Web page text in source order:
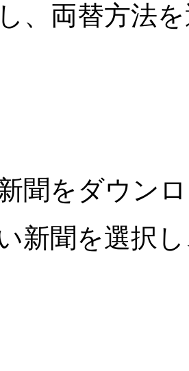
、両替方法
聞をダウン
新聞を選択